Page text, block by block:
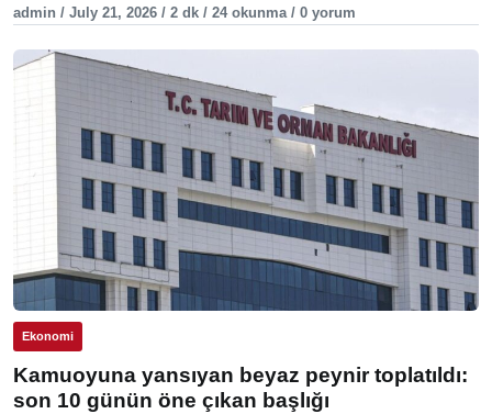
admin / July 21, 2026 / 2 dk / 24 okunma / 0 yorum
Ekonomi
Kamuoyuna yansıyan beyaz peynir toplatıldı:
son 10 günün öne çıkan başlığı